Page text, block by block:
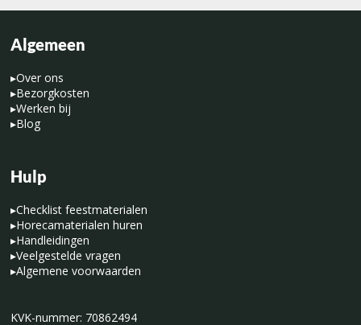
Algemeen
▸Over ons
▸Bezorgkosten
▸Werken bij
▸Blog
Hulp
▸Checklist feestmaterialen
▸Horecamaterialen huren
▸Handleidingen
▸Veelgestelde vragen
▸Algemene voorwaarden
KVK-nummer: 70862494